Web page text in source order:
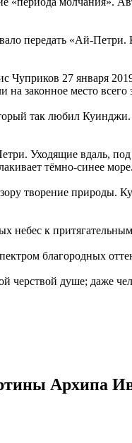
передать «Ай-
27 января
законное место всего
так любил Куинджи.
Уходящие вдаль,
тёмно-синее море.
творение природы.
небес к
благородных
душе; даже
Архипа